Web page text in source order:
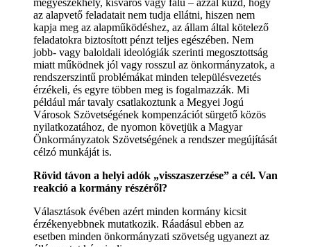
az alapvető feladatait nem tudja ellátni, hiszen nem
kapja meg az alapműködéshez, az állam által kötelező
feladatokra biztosított pénzt teljes egészében. Nem
jobb- vagy baloldali ideológiák szerinti megosztottság
miatt működnek jól vagy rosszul az önkormányzatok, a
rendszerszintű problémákat minden településvezetés
érzékeli, és egyre többen meg is fogalmazzák. Mi
például már tavaly csatlakoztunk a Megyei Jogú
Városok Szövetségének kompenzációt sürgető közös
nyilatkozatához, de nyomon követjük a Magyar
Önkormányzatok Szövetségének a rendszer megújítását
célzó munkáját is.
Rövid távon a helyi adók „visszaszerzése” a cél. Van
reakció a kormány részéről?
Választások évében azért minden kormány kicsit
érzékenyebbnek mutatkozik. Ráadásul ebben az
esetben minden önkormányzati szövetség ugyanezt az